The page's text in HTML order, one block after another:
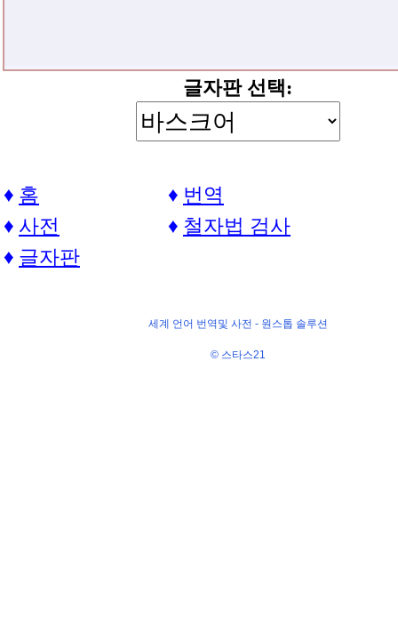
글자판 선택:
홈
번역
사전
철자법 검사
글자판
세계 언어 번역및 사전 - 원스톱 솔루션
© 스타스21